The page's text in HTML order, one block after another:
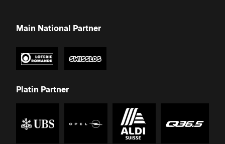
Main National Partner
Platin Partner